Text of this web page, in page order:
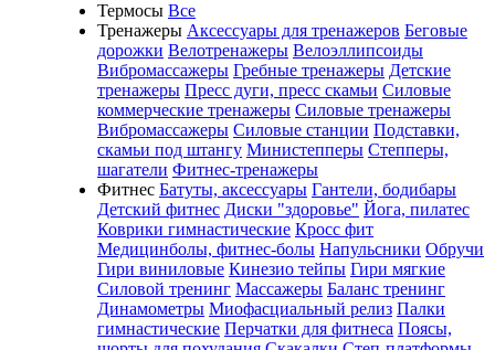
Термосы Все
Тренажеры Аксессуары для тренажеров Беговые
дорожки Велотренажеры Велоэллипсоиды
Вибромассажеры Гребные тренажеры Детские
тренажеры Пресс дуги, пресс скамьи Силовые
коммерческие тренажеры Силовые тренажеры
Вибромассажеры Силовые станции Подставки,
скамьи под штангу Министепперы Степперы,
шагатели Фитнес-тренажеры
Фитнес Батуты, аксессуары Гантели, бодибары
Детский фитнес Диски "здоровье" Йога, пилатес
Коврики гимнастические Кросс фит
Медицинболы, фитнес-болы Напульсники Обручи
Гири виниловые Кинезио тейпы Гири мягкие
Силовой тренинг Массажеры Баланс тренинг
Динамометры Миофасциальный релиз Палки
гимнастические Перчатки для фитнеса Поясы,